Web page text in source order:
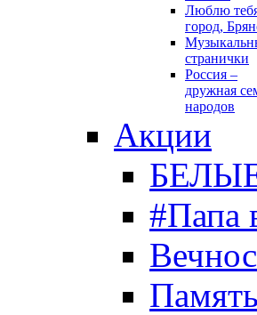
Люблю
город,
странички
Россия –
дружная
народов
Акции
#Папа